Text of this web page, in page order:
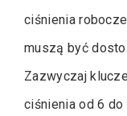
ciśnienia
muszą być
Zazwyczaj
ciśnienia od 6 do